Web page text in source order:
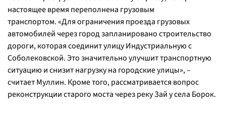
настоящее время переполнена грузовым
транспортом. «Для ограничения проезда грузовых
автомобилей через город запланировано строительство
дороги, которая соединит улицу Индустриальную с
Соболековской. Это значительно улучшит транспортную
ситуацию и снизит нагрузку на городские улицы», –
считает Муллин. Кроме того, рассматривается вопрос
реконструкции старого моста через реку Зай у села Борок.